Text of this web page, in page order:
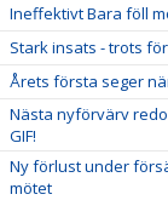
Ineffektivt Bara föll
Stark insats - trots
Årets första seger
Nästa nyförvärv
GIF!
Ny förlust under
mötet